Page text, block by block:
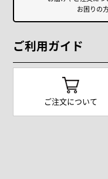
お困りの
ご利用ガイド
ご注文について